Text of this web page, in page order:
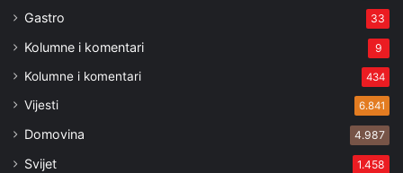
Gastro 33
Kolumne i komentari 9
Kolumne i komentari 434
Vijesti 6.841
Domovina 4.987
Svijet 1.458